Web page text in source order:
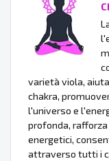
varietà viola,
chakra,
l'universo e
profonda,
energetici,
attraverso tutti i